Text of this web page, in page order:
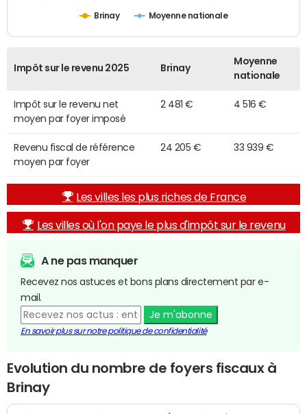
Brinay Moyenne nationale
Impôt sur le revenu 2025 Brinay
Moyenne
nationale
Impôt sur le revenu net
moyen par foyer imposé
2 481 € 4 516 €
Revenu fiscal de référence
moyen par foyer
24 205 € 33 939 €
Les villes les plus riches de France
Les villes où l'on paye le plus d'impôt sur le revenu
A ne pas manquer
Recevez nos astuces et bons plans directement par e-
mail.
Je m'abonne
En savoir plus sur notre politique de confidentialité
Evolution du nombre de foyers fiscaux à
Brinay